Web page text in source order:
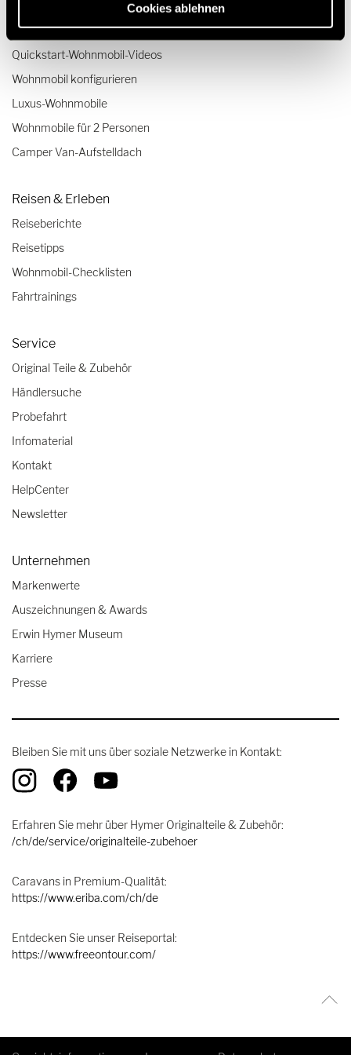
Cookies ablehnen
Wohnmobile bis 3,5 Tonnen
Unsere Technologien
Quickstart-Wohnmobil-Videos
Wohnmobil konfigurieren
Luxus-Wohnmobile
Wohnmobile für 2 Personen
Camper Van-Aufstelldach
Reisen & Erleben
Reiseberichte
Reisetipps
Wohnmobil-Checklisten
Fahrtrainings
Service
Original Teile & Zubehör
Händlersuche
Probefahrt
Infomaterial
Kontakt
HelpCenter
Newsletter
Unternehmen
Markenwerte
Auszeichnungen & Awards
Erwin Hymer Museum
Karriere
Presse
Bleiben Sie mit uns über soziale Netzwerke in Kontakt:
Erfahren Sie mehr über Hymer Originalteile & Zubehör:
/ch/de/service/originalteile-zubehoer
Caravans in Premium-Qualität:
https://www.eriba.com/ch/de
Entdecken Sie unser Reiseportal:
https://www.freeontour.com/